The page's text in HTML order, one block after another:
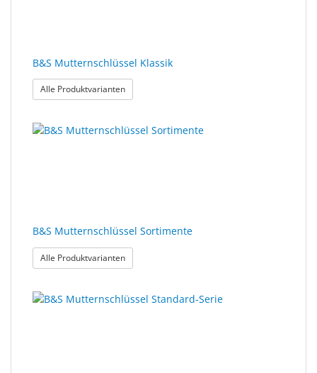
Me
Schleiftechnik
B&S Mutternschlüssel Klassik
Alle Produktvarianten: B&S Mutternschlüssel Klassik
B&S Mutternschlüssel Sortimente
Alle Produktvarianten: B&S Mutternschlüssel Sortimente